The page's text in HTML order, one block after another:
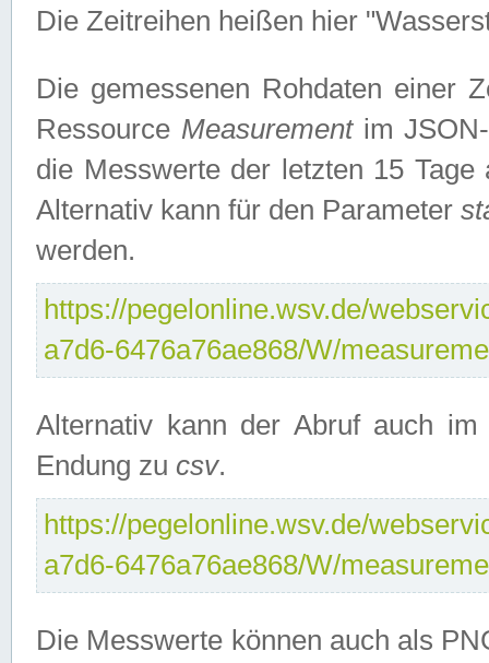
Die Zeitreihen heißen hier
Die gemessenen Rohdaten einer
Ressource Measurementim JSON-
die Messwerte der letzten 15
Alternativ kann für den Parameter
werden.
https://pegelonline.wsv.de/
a7d6-6476a76ae868/W/
Alternativ kann der Abruf auch
Endung zu csv.
https://pegelonline.wsv.de/
a7d6-6476a76ae868/W/
Die Messwerte können auch als